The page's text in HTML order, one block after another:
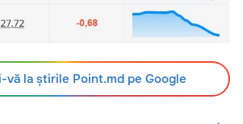
vă la știrile Point.md pe Google